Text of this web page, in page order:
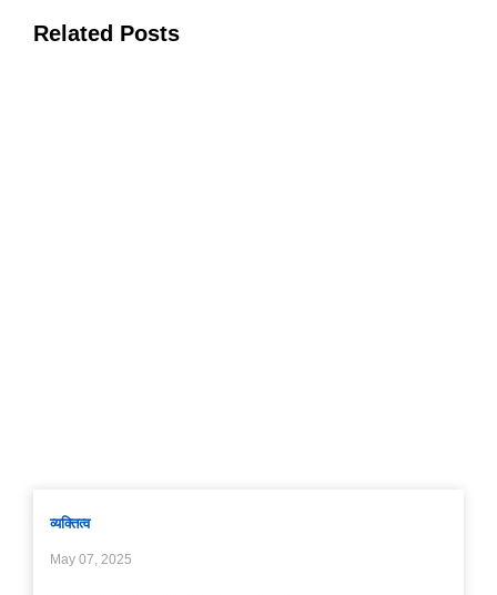
Related Posts
व्यक्तित्व
May 07, 2025